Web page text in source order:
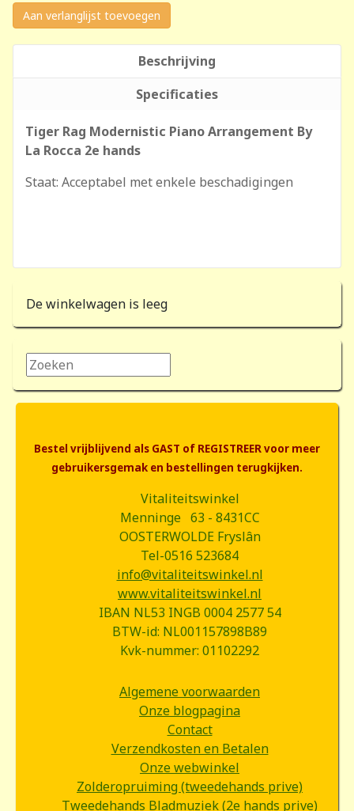
Aan verlanglijst toevoegen
Beschrijving
Specificaties
Tiger Rag Modernistic Piano Arrangement By
La Rocca 2e hands
Staat: Acceptabel met enkele beschadigingen
De winkelwagen is leeg
Zoeken...
Bestel vrijblijvend als GAST of REGISTREER voor meer
gebruikersgemak en bestellingen terugkijken.
Vitaliteitswinkel
Menninge 63 - 8431CC
OOSTERWOLDE Fryslân
Tel-0516 523684
info@vitaliteitswinkel.nl
www.vitaliteitswinkel.nl
IBAN NL53 INGB 0004 2577 54
BTW-id: NL001157898B89
Kvk-nummer: 01102292
Algemene voorwaarden
Onze blogpagina
Contact
Verzendkosten en Betalen
Onze webwinkel
Zolderopruiming (tweedehands prive)
Tweedehands Bladmuziek (2e hands prive)